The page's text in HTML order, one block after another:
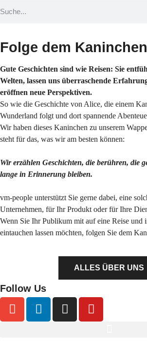
Folge dem Kaninchen
Gute Geschichten sind wie Reisen: Sie
Welten, lassen uns überraschende
eröffnen neue Perspektiven.
So wie die Geschichte von Alice, die einem
Wunderland folgt und dort spannende
Wir haben dieses Kaninchen zu unserem
steht für das, was wir am besten können:
Wir erzählen Geschichten, die berühren, die
lange in Erinnerung bleiben.
vm-people unterstützt Sie gerne dabei, eine
Unternehmen, für Ihr Produkt oder für Ihre
Wenn Sie Ihr Publikum mit auf eine Reise und
eintauchen lassen möchten, folgen Sie dem
ALLES ÜBER UNS
Follow Us